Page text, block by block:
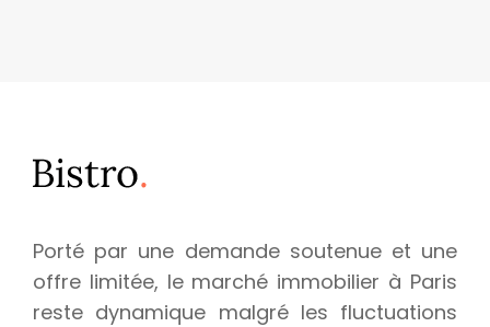
Porté par une demande soutenue et une
offre limitée, le marché immobilier à Paris
reste dynamique malgré les fluctuations